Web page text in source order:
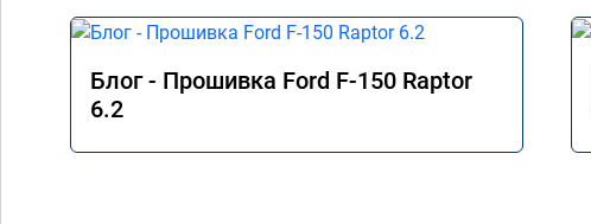
Блог - Прошивка Ford F-150 Raptor
6.2